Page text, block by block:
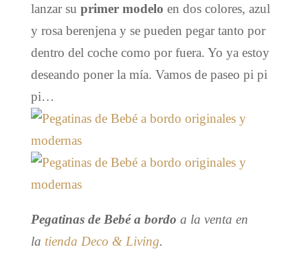
lanzar su primer modelo en dos colores, azul
y rosa berenjena y se pueden pegar tanto por
dentro del coche como por fuera. Yo ya estoy
deseando poner la mía. Vamos de paseo pi pi
pi…
Pegatinas de Bebé a bordo a la venta en
la tienda Deco & Living.